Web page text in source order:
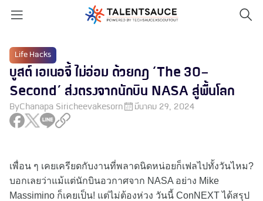
Life Hacks
บูสต์ เอเนอจี้ ไม่อ่อม ด้วยกฎ ‘The 30-
Second’ ส่งตรงจากนักบิน NASA สู่พื้นโลก
ByChanapa Siricheevakesorn มีนาคม 29, 2024
เพื่อน ๆ เคยเครียดกับงานที่พลาดนิดหน่อยก็เฟลไปทั้งวันไหม?
บอกเลยว่าแม้แต่นักบินอวกาศจาก NASA อย่าง Mike
Massimino ก็เคยเป็น! แต่ไม่ต้องห่วง วันนี้ ConNEXT ได้สรุป